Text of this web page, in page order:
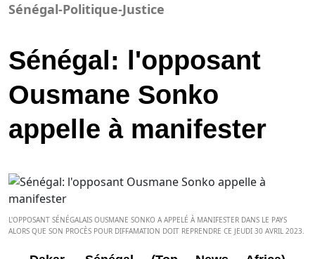
Sénégal-Politique-Justice
Sénégal: l'opposant
Ousmane Sonko
appelle à manifester
L'OPPOSANT SÉNÉGALAIS OUSMANE SONKO A APPELÉ À MANIFESTER DANS LE PAYS
ALORS QUE SON PROCÈS POUR DIFFAMATION DOIT REPRENDRE CE JEUDI 30 AVRIL 2023.